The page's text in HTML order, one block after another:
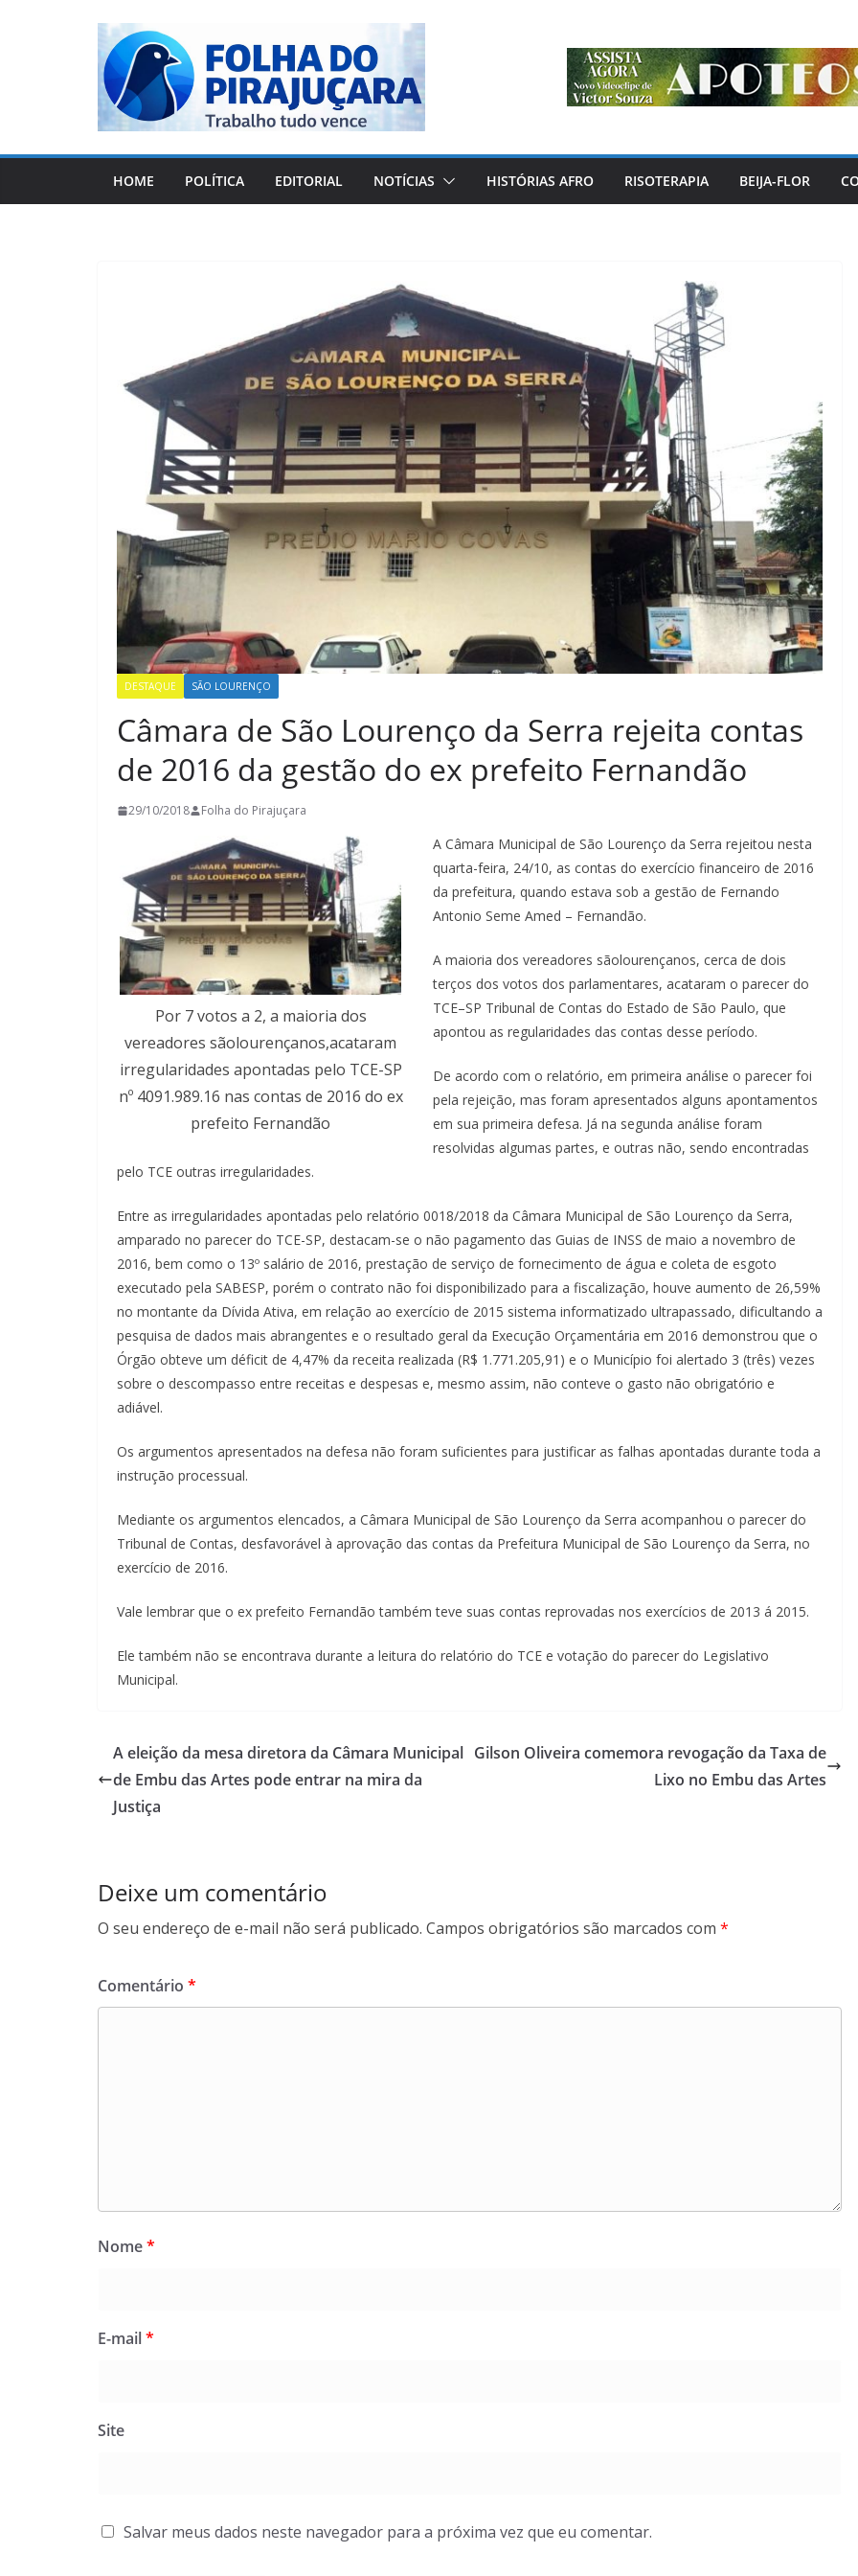
HOME POLÍTICA EDITORIAL NOTÍCIAS HISTÓRIAS AFRO RISOTERAPIA BEIJA-FLOR
DESTAQUE SÃO LOURENÇO
Câmara de São Lourenço da Serra rejeita contas
de 2016 da gestão do ex prefeito Fernandão
29/10/2018 Folha do Pirajuçara
Por 7 votos a 2, a maioria dos
vereadores sãolourençanos,acataram
irregularidades apontadas pelo TCE-SP
nº 4091.989.16 nas contas de 2016 do ex
prefeito Fernandão
A Câmara Municipal de São Lourenço da Serra rejeitou nesta
quarta-feira, 24/10, as contas do exercício financeiro de 2016
da prefeitura, quando estava sob a gestão de Fernando
Antonio Seme Amed – Fernandão.
A maioria dos vereadores sãolourençanos, cerca de dois
terços dos votos dos parlamentares, acataram o parecer do
TCE–SP Tribunal de Contas do Estado de São Paulo, que
apontou as regularidades das contas desse período.
De acordo com o relatório, em primeira análise o parecer foi
pela rejeição, mas foram apresentados alguns apontamentos
em sua primeira defesa. Já na segunda análise foram
resolvidas algumas partes, e outras não, sendo encontradas
pelo TCE outras irregularidades.
Entre as irregularidades apontadas pelo relatório 0018/2018 da Câmara Municipal de São Lourenço da Serra,
amparado no parecer do TCE-SP, destacam-se o não pagamento das Guias de INSS de maio a novembro de
2016, bem como o 13º salário de 2016, prestação de serviço de fornecimento de água e coleta de esgoto
executado pela SABESP, porém o contrato não foi disponibilizado para a fiscalização, houve aumento de 26,59%
no montante da Dívida Ativa, em relação ao exercício de 2015 sistema informatizado ultrapassado, dificultando a
pesquisa de dados mais abrangentes e o resultado geral da Execução Orçamentária em 2016 demonstrou que o
Órgão obteve um déficit de 4,47% da receita realizada (R$ 1.771.205,91) e o Município foi alertado 3 (três) vezes
sobre o descompasso entre receitas e despesas e, mesmo assim, não conteve o gasto não obrigatório e
adiável.
Os argumentos apresentados na defesa não foram suficientes para justificar as falhas apontadas durante toda a
instrução processual.
Mediante os argumentos elencados, a Câmara Municipal de São Lourenço da Serra acompanhou o parecer do
Tribunal de Contas, desfavorável à aprovação das contas da Prefeitura Municipal de São Lourenço da Serra, no
exercício de 2016.
Vale lembrar que o ex prefeito Fernandão também teve suas contas reprovadas nos exercícios de 2013 á 2015.
Ele também não se encontrava durante a leitura do relatório do TCE e votação do parecer do Legislativo
Municipal.
A eleição da mesa diretora da Câmara Municipal
de Embu das Artes pode entrar na mira da
Justiça
Gilson Oliveira comemora revogação da Taxa de
Lixo no Embu das Artes
Deixe um comentário
O seu endereço de e-mail não será publicado. Campos obrigatórios são marcados com *
Comentário *
Nome*
E-mail*
Site
Salvar meus dados neste navegador para a próxima vez que eu comentar.